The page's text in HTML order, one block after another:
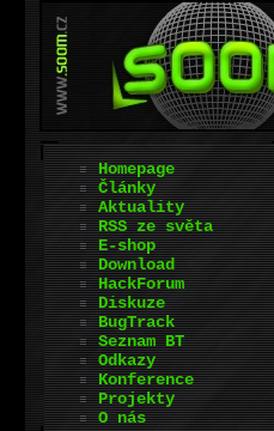
Homepage
Články
Aktuality
RSS ze světa
E-shop
Download
HackForum
Diskuze
BugTrack
Seznam BT
Odkazy
Konference
Projekty
O nás